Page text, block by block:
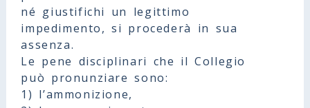
né giustifichi un legittimo
impedimento, si procederà in sua
assenza.
Le pene disciplinari che il Collegio
può pronunziare sono:
1) l’ammonizione,